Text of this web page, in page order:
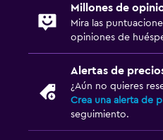
Millones de
Mira las
opiniones de
Alertas de
¿Aún no quieres
Crea una alerta de
seguimiento.